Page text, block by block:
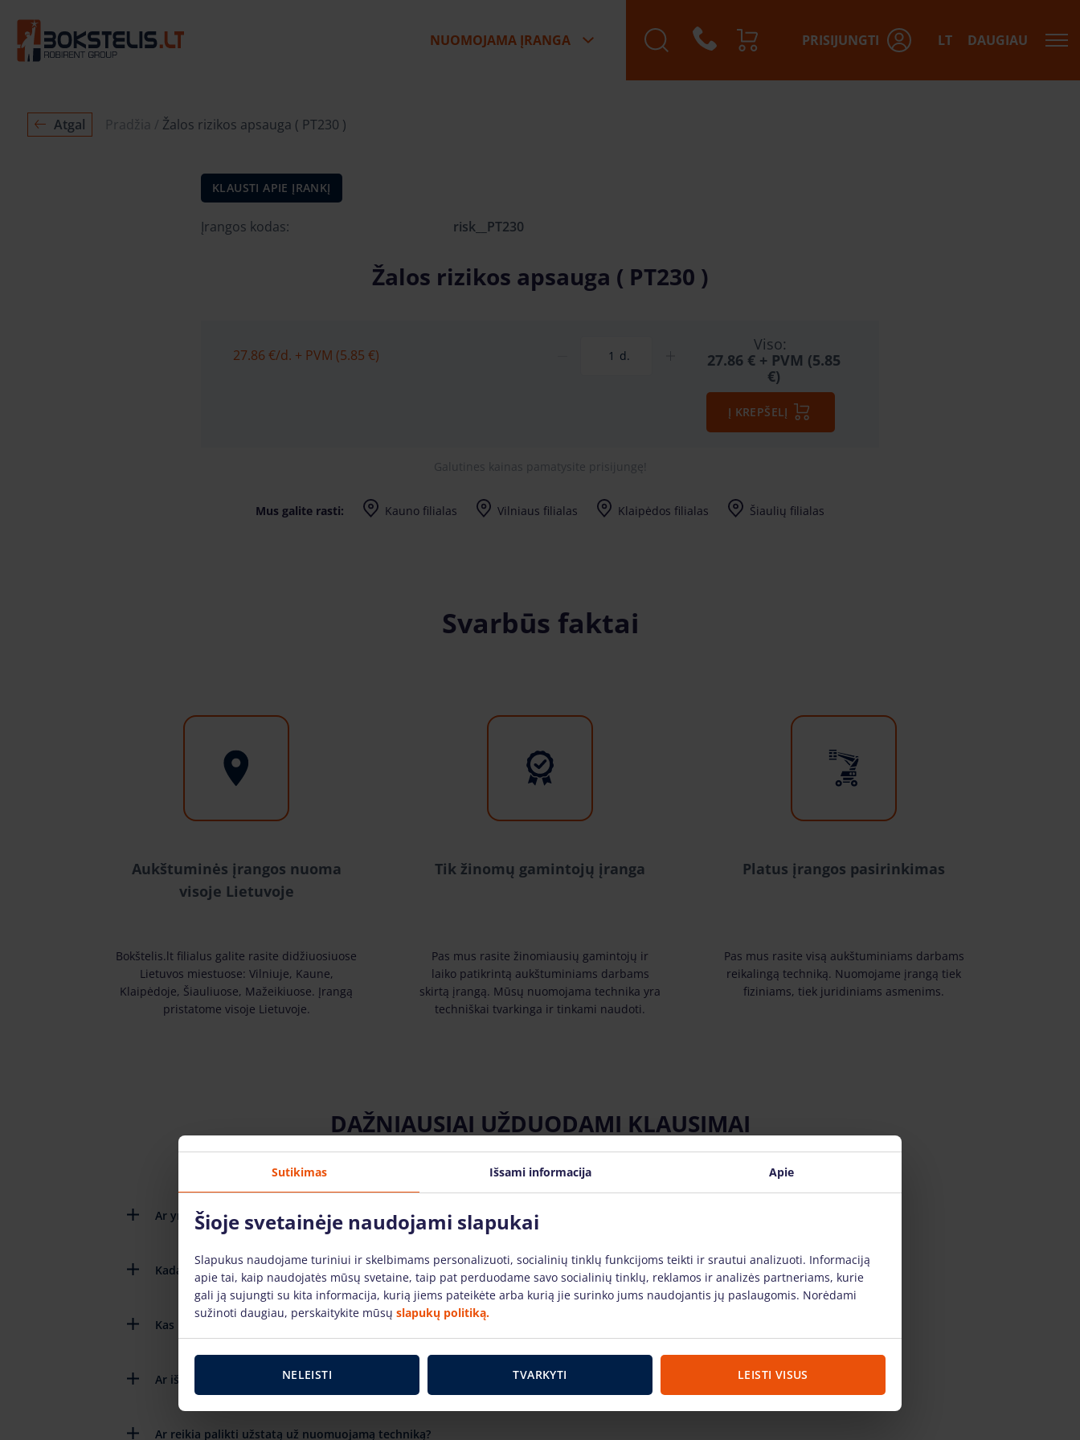
NUOMOJAMA ĮRANGA PRISIJUNGTI LT DAUGIAU
Atgal Pradžia Žalos rizikos apsauga ( PT230 )
KLAUSTI APIE ĮRANKĮ
Įrangos kodas: risk__PT230
Žalos rizikos apsauga ( PT230 )
27.86 €/d. + PVM (5.85 €) d.
Viso:
27.86 €+ PVM (5.85
€)
Į KREPŠELĮ
Galutines kainas pamatysite prisijungę!
Mus galite rasti: Kauno filialas Vilniaus filialas Klaipėdos filialas Šiaulių filialas
Svarbūs faktai
Aukštuminės įrangos nuoma
visoje Lietuvoje
Bokštelis.lt filialus galite rasite didžiuosiuose
Lietuvos miestuose: Vilniuje, Kaune,
Klaipėdoje, Šiauliuose, Mažeikiuose. Įrangą
pristatome visoje Lietuvoje.
Tik žinomų gamintojų įranga
Pas mus rasite žinomiausių gamintojų ir
laiko patikrintą aukštuminiams darbams
skirtą įrangą. Mūsų nuomojama technika yra
techniškai tvarkinga ir tinkami naudoti.
Platus įrangos pasirinkimas
Pas mus rasite visą aukštuminiams darbams
reikalingą techniką. Nuomojame įrangą tiek
fiziniams, tiek juridiniams asmenims.
DAŽNIAUSIAI UŽDUODAMI KLAUSIMAI
Ar yra pateikiamos detalios instrukcijos kaip naudotis nuomojama technika?
Kada reikia grąžinti nuomojamą techniką?
Kas nutinka jei sugenda technika ją išsinuomojus?
Ar išsinuomojus techniką reikia mokėti už savaitgalius bei šventines dienas?
Ar reikia palikti užstatą už nuomuojamą techniką?
Sutikimas Išsami informacija Apie
Šioje svetainėje naudojami slapukai
Slapukus naudojame turiniui ir skelbimams personalizuoti, socialinių tinklų funkcijoms teikti ir srautui analizuoti. Informaciją
apie tai, kaip naudojatės mūsų svetaine, taip pat perduodame savo socialinių tinklų, reklamos ir analizės partneriams, kurie
gali ją sujungti su kita informacija, kurią jiems pateikėte arba kurią jie surinko jums naudojantis jų paslaugomis. Norėdami
sužinoti daugiau, perskaitykite mūsų slapukų politiką.
NELEISTI TVARKYTI LEISTI VISUS